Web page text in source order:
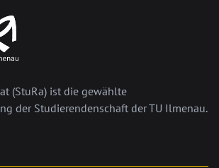
(StuRa) ist die gewählte
der Studierendenschaft der TU Ilmenau.